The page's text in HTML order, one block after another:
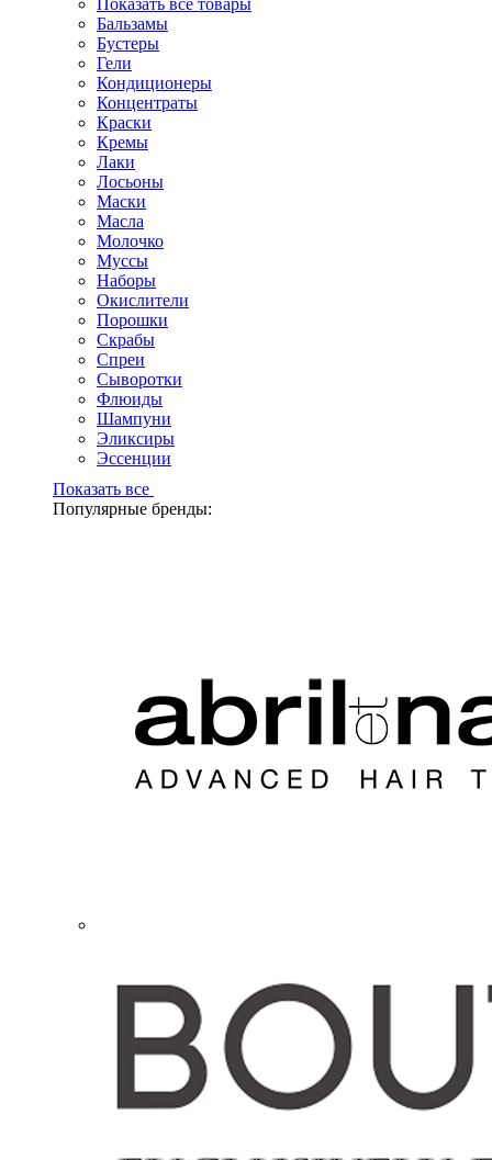
Показать все товары
Бальзамы
Бустеры
Гели
Кондиционеры
Концентраты
Краски
Кремы
Лаки
Лосьоны
Маски
Масла
Молочко
Муссы
Наборы
Окислители
Порошки
Скрабы
Спреи
Сыворотки
Флюиды
Шампуни
Эликсиры
Эссенции
Показать все
Популярные бренды: